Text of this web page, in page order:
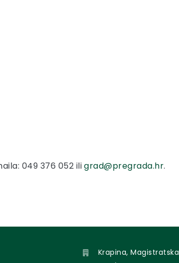
049 376 052 iligrad@pregrada.hr.
Krapina,